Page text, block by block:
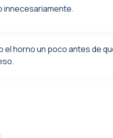
innecesariamente.
el horno un poco antes de